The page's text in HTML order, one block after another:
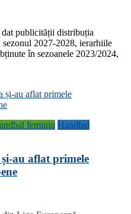
dat publicității distribuția
2027-2028, ierarhiile
în sezoanele 2023/2024,
feminin Handbal
au aflat primele